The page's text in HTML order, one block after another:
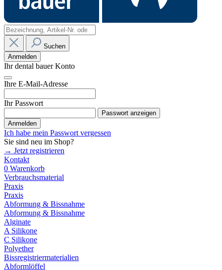
Suchen
Anmelden
Ihr dental bauer Konto
Ihre E-Mail-Adresse
Ihr Passwort
Passwort anzeigen
Anmelden
Ich habe mein Passwort vergessen
Sie sind neu im Shop?
→ Jetzt registrieren
Kontakt
0 Warenkorb
Verbrauchsmaterial
Praxis
Praxis
Abformung & Bissnahme
Abformung & Bissnahme
Alginate
A Silikone
C Silikone
Polyether
Bissregistriermaterialien
Abformlöffel